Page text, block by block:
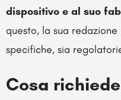
dispositivo e al suo
questo, la sua
specifiche, sia
Cosa